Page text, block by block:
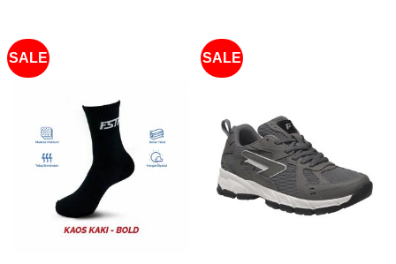
SALE SALE